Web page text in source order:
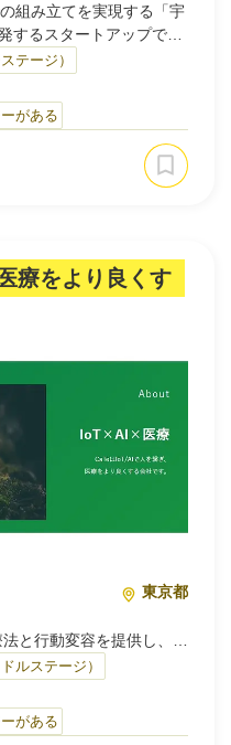
組み立てを実現する「宇
するスタートアップで
組み立ててロケットで輸
ットの制約を受けるとい
課題を、軌道上で直接組
て解消。圧倒的な低コス
築を可能にし、宇…
テージ）
がある
療をより良くす
東京都
と行動変容を提供し、心
（Digital
スタートアップです。
医療背景を基に、「運
ルステージ）
がある